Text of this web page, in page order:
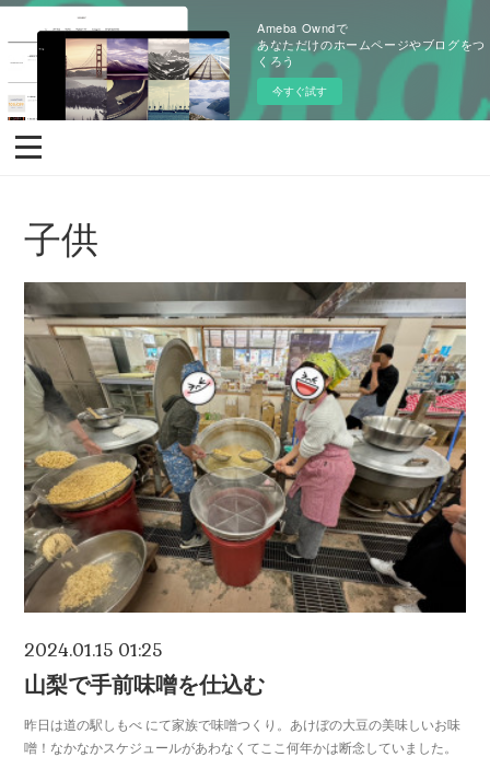
Ameba Owndで
あなただけのホームページやブログをつ
くろう
今すぐ試す
子供
2024.01.15 01:25
山梨で手前味噌を仕込む
昨日は道の駅しもべ にて家族で味噌つくり。あけぼの大豆の美味しいお味
噌！なかなかスケジュールがあわなくてここ何年かは断念していました。